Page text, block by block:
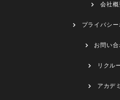
会社概
プライバシー
お問い合
リクル
アカデ